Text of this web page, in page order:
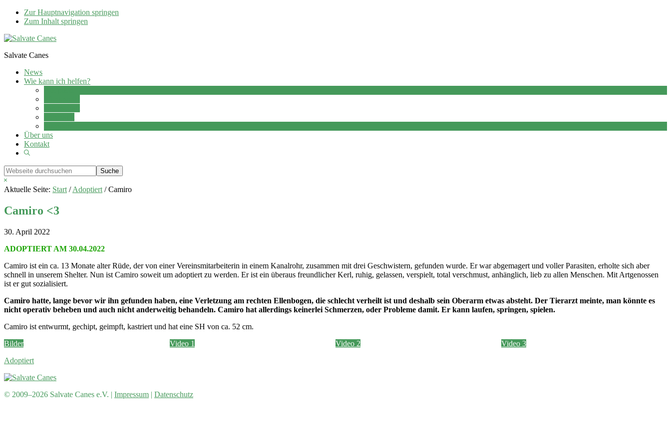
Zur Hauptnavigation springen
Zum Inhalt springen
Salvate Canes
News
Wie kann ich helfen?
Über uns
Kontakt
Show
Webseite
durchsuchen
Hide
Search
Aktuelle Seite: Start / Adoptiert /Camiro
Camiro <3
30. April 2022
ADOPTIERT AM 30.04.2022
Camiro ist ein ca. 13 Monate alter Rüde, der von einer Vereinsmitarbeiterin in einem Kanalrohr, zusammen mit drei Geschwistern, gefunden wurde. Er war abgemagert und voller Parasiten, erholte sich aber
schnell in unserem Shelter. Nun ist Camiro soweit um adoptiert zu werden. Er ist ein überaus freundlicher Kerl, ruhig, gelassen, verspielt, total verschmust, anhänglich, lieb zu allen Menschen. Mit Artgenossen
ist er gut sozialisiert.
Camiro hatte, lange bevor wir ihn gefunden haben, eine Verletzung am rechten Ellenbogen, die schlecht verheilt ist und deshalb sein Oberarm etwas absteht. Der Tierarzt meinte, man könnte es
nicht operativ beheben und auch nicht anderweitig behandeln. Camiro hat allerdings keinerlei Schmerzen, oder Probleme damit. Er kann laufen, springen, spielen.
Camiro ist entwurmt, gechipt, geimpft, kastriert und hat eine SH von ca. 52 cm.
Bilder
Video 1 Video 2
Video 3
Adoptiert
© 2009–2026 Salvate Canes e.V. | Impressum | Datenschutz